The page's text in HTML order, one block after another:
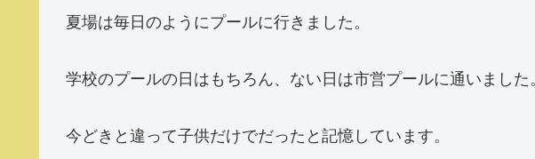
夏場は毎日のようにプールに行きました。
学校のプールの日はもちろん、ない日は市営プールに通いました。
今どきと違って子供だけでだったと記憶しています。